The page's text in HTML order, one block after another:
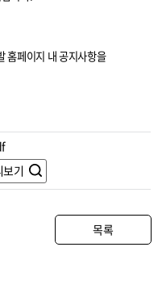
홈페이지 내 공지사항을
보기
목록